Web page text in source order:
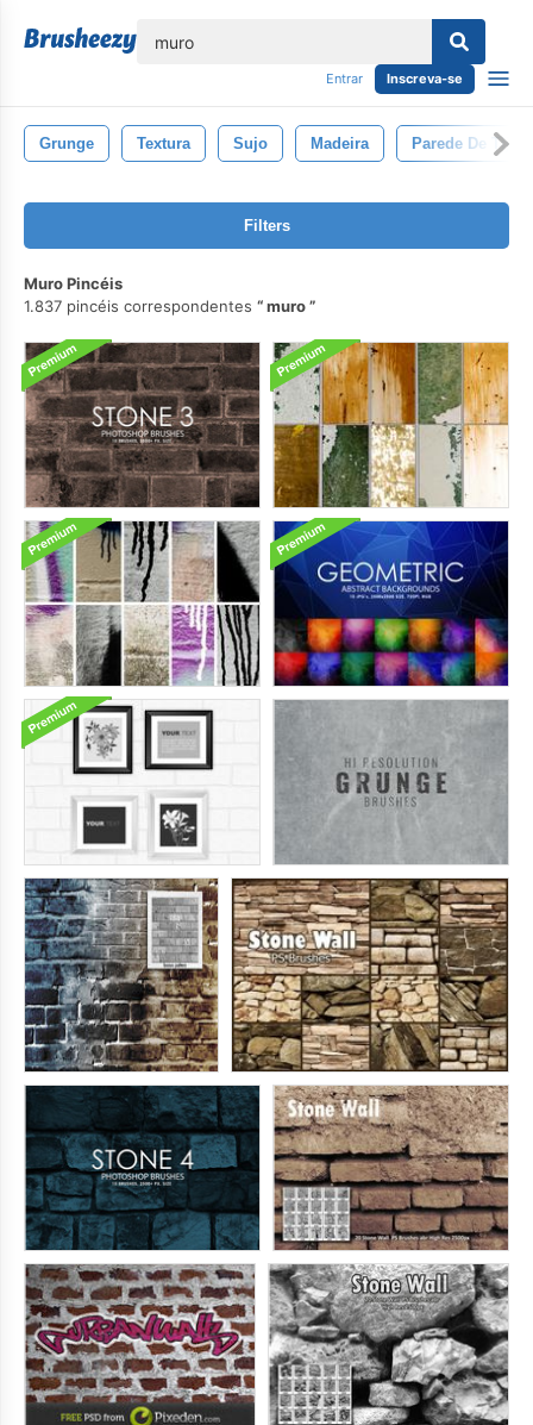
Entrar Inscreva-se
Grunge Textura Sujo Madeira Parede De
Filters
Muro Pincéis
1.837 pincéis correspondentes
muro